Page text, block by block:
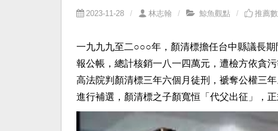
2023-11-28 林志翰 鯨魚觀點 推薦
一九九九至二○○○年，顏清標擔任台中縣議長
報公帳，總計核銷一八一四萬元，遭檢方依貪
高法院判顏清標三年六個月徒刑，褫奪公權三
進行補選，顏清標之子顏寬恒「代父出征」，正